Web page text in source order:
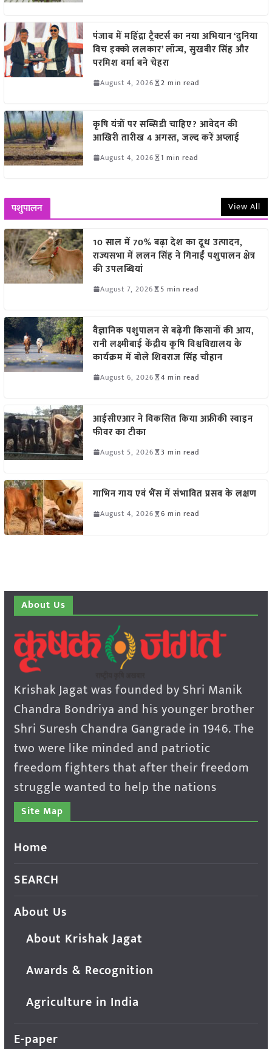
पंजाब में महिंद्रा ट्रैक्टर्स का नया अभियान ‘दुनिया
विच इक्को ललकार’ लॉन्च, सुखबीर सिंह और
परमिश वर्मा बने चेहरा
August 4, 2026 2 min read
कृषि यंत्रों पर सब्सिडी चाहिए? आवेदन की
आखिरी तारीख 4 अगस्त, जल्द करें अप्लाई
August 4, 2026 1 min read
पशुपालन View All
10 साल में 70% बढ़ा देश का दूध उत्पादन,
राज्यसभा में ललन सिंह ने गिनाईं पशुपालन क्षेत्र
की उपलब्धियां
August 7, 2026 5 min read
वैज्ञानिक पशुपालन से बढ़ेगी किसानों की आय,
रानी लक्ष्मीबाई केंद्रीय कृषि विश्वविद्यालय के
कार्यक्रम में बोले शिवराज सिंह चौहान
August 6, 2026 4 min read
आईसीएआर ने विकसित किया अफ्रीकी स्वाइन
फीवर का टीका
August 5, 2026 3 min read
गाभिन गाय एवं भैंस में संभावित प्रसव के लक्षण
August 4, 2026 6 min read
About Us
Krishak Jagat was founded by Shri Manik
Chandra Bondriya and his younger brother
Shri Suresh Chandra Gangrade in 1946. The
two were like minded and patriotic
freedom fighters that after their freedom
struggle wanted to help the nations
Site Map
Home
SEARCH
About Us
About Krishak Jagat
Awards & Recognition
Agriculture in India
E-paper